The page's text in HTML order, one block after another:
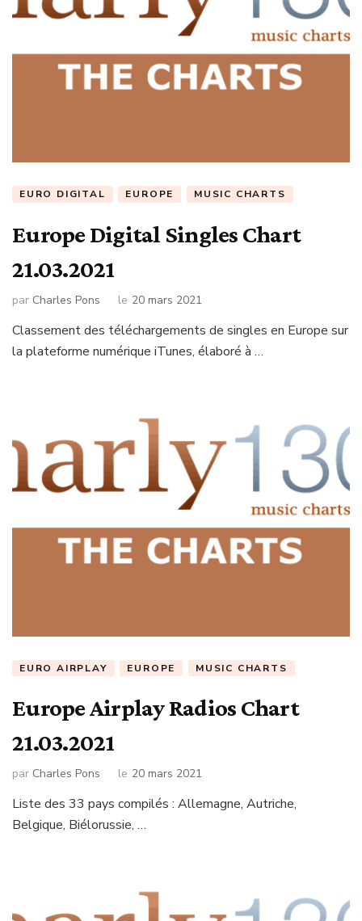
EURO DIGITAL EUROPE MUSIC CHARTS
Europe Digital Singles Chart
21.03.2021
par Charles Pons le 20 mars 2021
Classement des téléchargements de singles en Europe sur
la plateforme numérique iTunes, élaboré à …
EURO AIRPLAY EUROPE MUSIC CHARTS
Europe Airplay Radios Chart
21.03.2021
par Charles Pons le 20 mars 2021
Liste des 33 pays compilés : Allemagne, Autriche,
Belgique, Biélorussie, …